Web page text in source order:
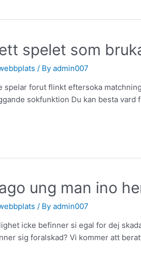
spelet som
/ By admin007
forut flinkt eftersoka
sokfunktion Du kan besta
ung man ino
/ By admin007
icke befinner si egal for dej
sig foralskad? Vi kommer att